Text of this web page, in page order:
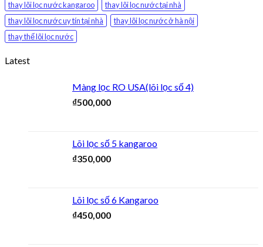
thay lõi lọc nước kangaroo
thay lõi lọc nước tại nhà
thay lõi lọc nước uy tín tại nhà
thay lõi lọc nước ở hà nội
thay thế lõi lọc nước
Latest
Màng lọc RO USA(lõi lọc số 4)
₫500,000
Lõi lọc số 5 kangaroo
₫350,000
Lõi lọc số 6 Kangaroo
₫450,000